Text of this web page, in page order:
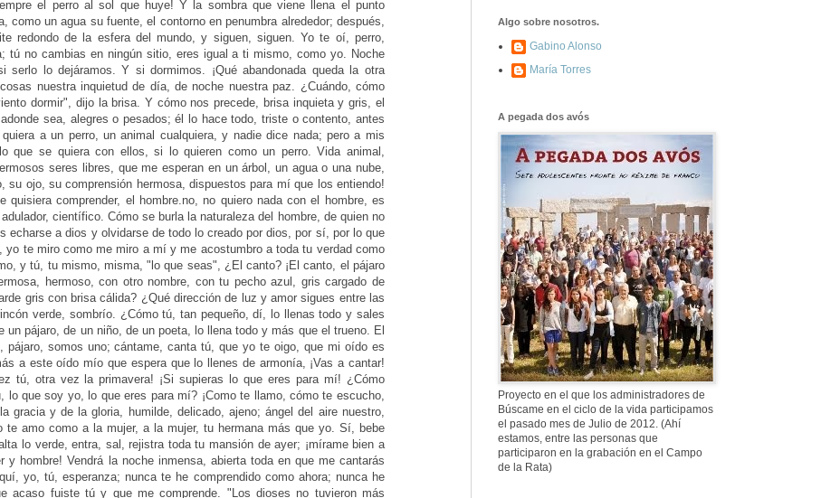
Algo sobre nosotros.
Gabino Alonso
María Torres
A pegada dos avós
Proyecto en el que los administradores de
Búscame en el ciclo de la vida participamos
el pasado mes de Julio de 2012. (Ahí
estamos, entre las personas que
participaron en la grabación en el Campo
de la Rata)